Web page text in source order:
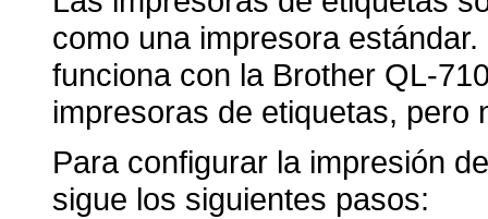
como una impresora
funciona con la Brother QL-
impresoras de etiquetas, pero
Para configurar la impresión
sigue los siguientes pasos: